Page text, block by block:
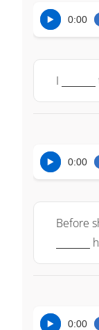
0:00
I
0:00
Before
0:00